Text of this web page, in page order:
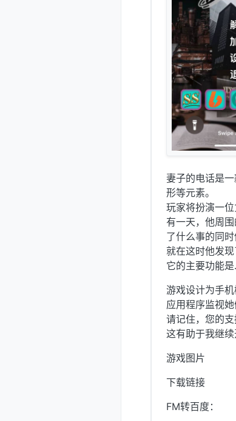
妻子的电话是
形等元素。
玩家将扮演一
有一天，他周
了什么事的同
就在这时他发现
它的主要功能是
游戏设计为手
应用程序监视她
请记住，您的支
这有助于我继
游戏图片
下载链接
FM转百度：